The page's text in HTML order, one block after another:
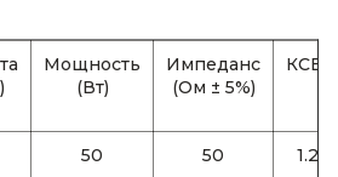
Мощность
(Вт)
Импеданс
(Ом ± 5%)
КСВН
50 50 1.25